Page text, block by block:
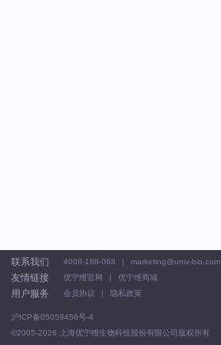
联系我们 4008-168-068 marketing@univ-bio.com
友情链接 优宁维官网 优宁维商城
用户服务 会员协议 隐私政策
沪ICP备05059456号-4
©2005-2026 上海优宁维生物科技股份有限公司版权所有